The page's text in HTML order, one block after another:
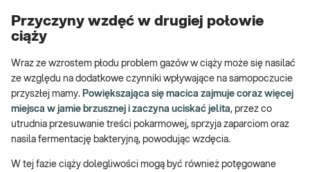
Przyczyny wzdęć w drugiej połowie
ciąży
Wraz ze wzrostem płodu problem gazów w ciąży może się nasilać
ze względu na dodatkowe czynniki wpływające na samopoczucie
przyszłej mamy. Powiększająca się macica zajmuje coraz więcej
miejsca w jamie brzusznej i zaczyna uciskać jelita, przez co
utrudnia przesuwanie treści pokarmowej, sprzyja zaparciom oraz
nasila fermentację bakteryjną, powodując wzdęcia.
W tej fazie ciąży dolegliwości mogą być również potęgowane